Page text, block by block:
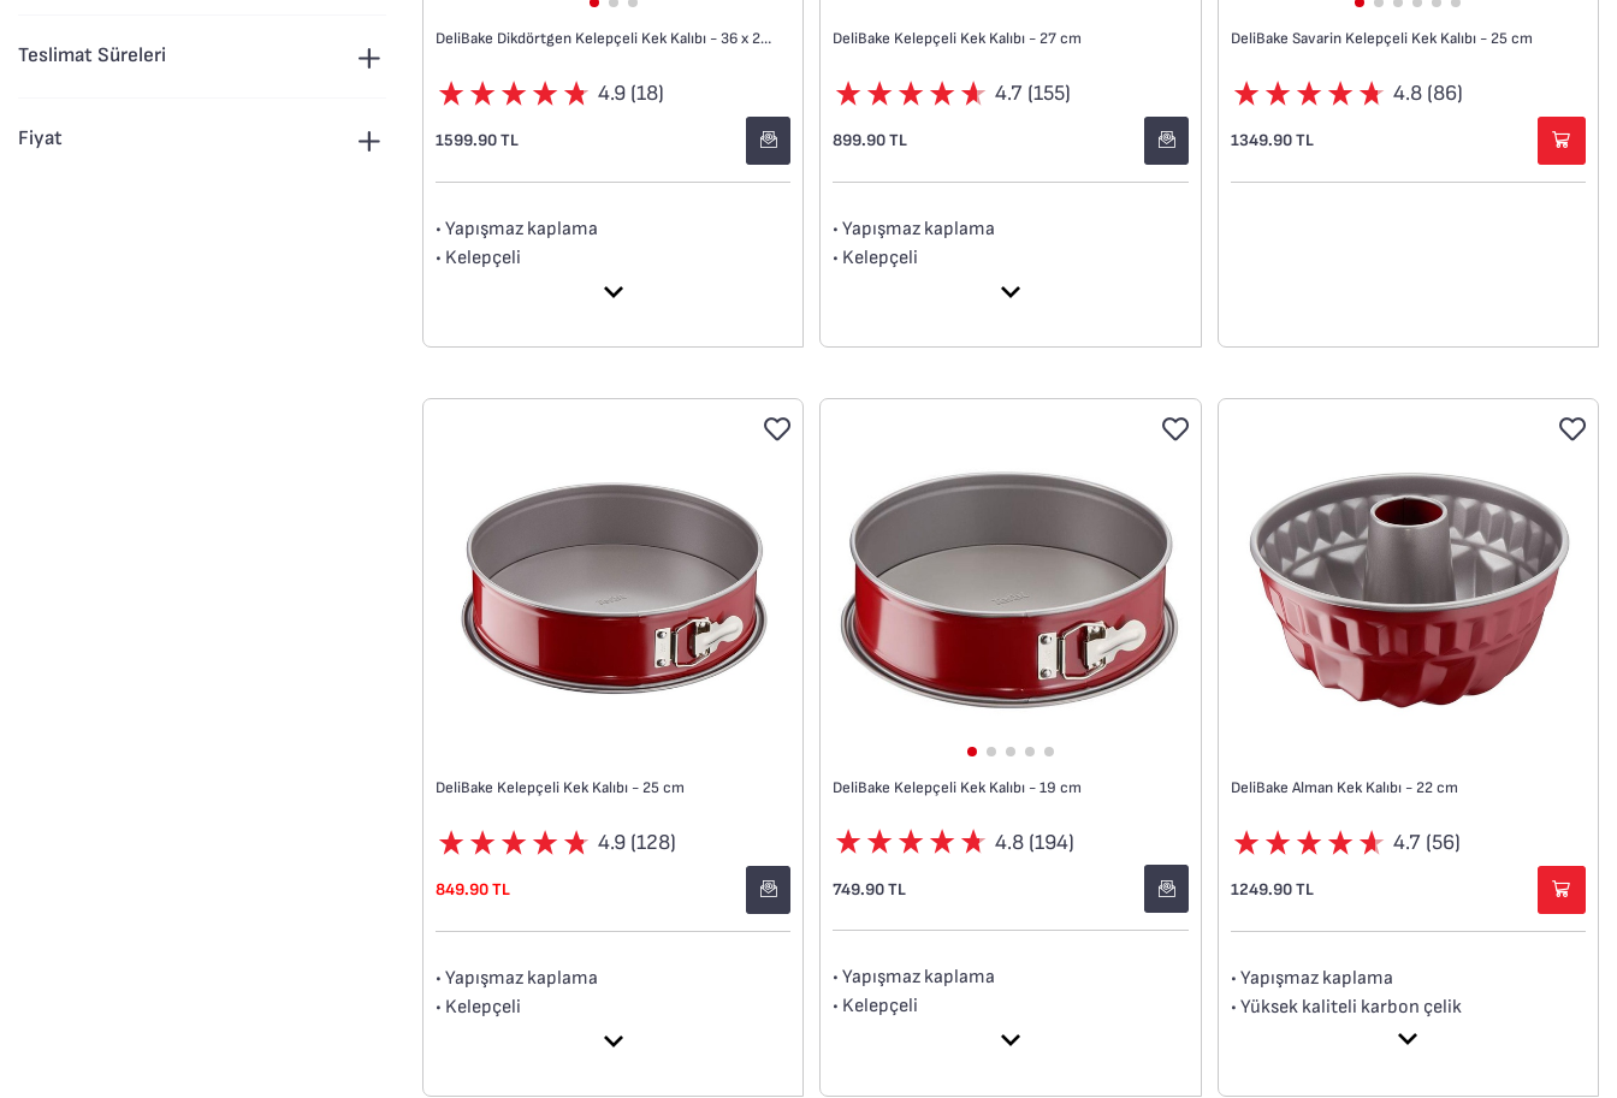
Teslimat Süreleri
Fiyat
DeliBake Dikdörtgen Kelepçeli Kek Kalıbı - 36 x 24 cm
4.9 (18)
1599.90 TL
• Yapışmaz kaplama
• Kelepçeli
• Yüksek kaliteli karbon çelik
DeliBake Kelepçeli Kek Kalıbı - 27 cm
4.7 (155)
899.90 TL
• Yapışmaz kaplama
• Kelepçeli
• Yüksek kaliteli karbon çelik
DeliBake Savarin Kelepçeli Kek Kalıbı - 25 cm
4.8 (86)
1349.90 TL
DeliBake Kelepçeli Kek Kalıbı - 25 cm
4.9 (128)
849.90 TL
• Yapışmaz kaplama
• Kelepçeli
• Yüksek kaliteli karbon çelik
DeliBake Kelepçeli Kek Kalıbı - 19 cm
4.8 (194)
749.90 TL
• Yapışmaz kaplama
• Kelepçeli
• Yüksek kaliteli karbon çelik
DeliBake Alman Kek Kalıbı - 22 cm
4.7 (56)
1249.90 TL
• Yapışmaz kaplama
• Yüksek kaliteli karbon çelik